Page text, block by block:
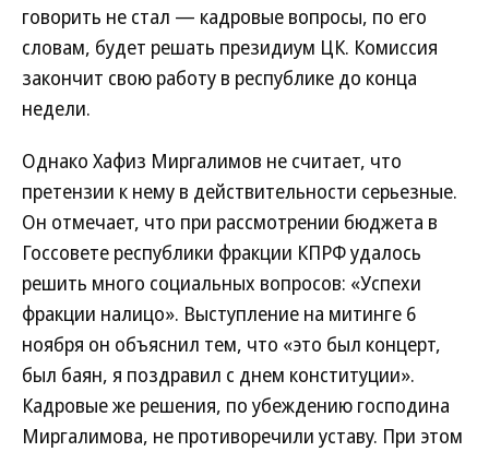
говорить не стал — кадровые вопросы, по его
словам, будет решать президиум ЦК. Комиссия
закончит свою работу в республике до конца
недели.
Однако Хафиз Миргалимов не считает, что
претензии к нему в действительности серьезные.
Он отмечает, что при рассмотрении бюджета в
Госсовете республики фракции КПРФ удалось
решить много социальных вопросов: «Успехи
фракции налицо». Выступление на митинге 6
ноября он объяснил тем, что «это был концерт,
был баян, я поздравил с днем конституции».
Кадровые же решения, по убеждению господина
Миргалимова, не противоречили уставу. При этом